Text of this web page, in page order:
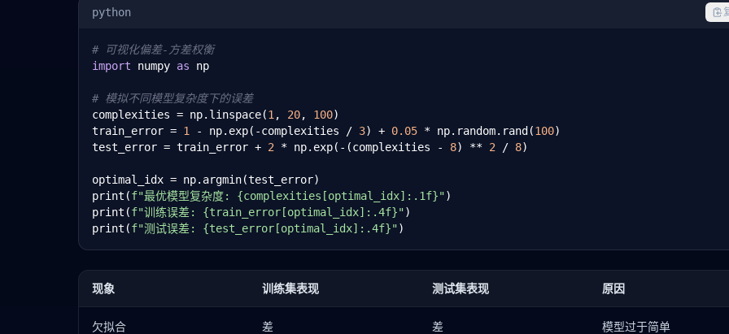
python
# 可视化偏差-方差权衡
import numpy as np
# 模拟不同模型复杂度下的误差
complexities = np.linspace(1 , 20, 100)
train_error = 1 - np.exp(-complexities / 3) + 0.05 * np.random.rand(100)
test_error = train_error + 2 * np.exp(-(complexities - 8) ** 2 / 8)
optimal_idx = np.argmin(test_error)
print(f"最优模型复杂度: {complexities[optimal_idx]:.1f}")
print(f"训练误差: {train_error[optimal_idx]:.4f}")
print(f"测试误差: {test_error[optimal_idx]:.4f}")
现象 训练集表现 测试集表现 原因
欠拟合 差 差 模型过于简单